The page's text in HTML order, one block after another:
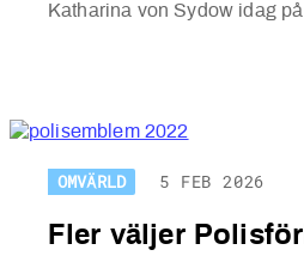
Katharina von Sydow idag på
OMVÄRLD 5 FEB 2026
Fler väljer